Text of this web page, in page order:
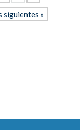
siguientes »